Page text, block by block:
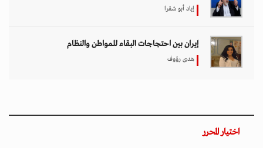
إياد أبو شقرا
إيران بين احتجاجات البقاء للمواطن والنظام
هدى رؤوف
اختيار المحرر